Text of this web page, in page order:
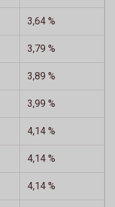
3,64 %
3,79 %
3,89 %
3,99 %
4,14 %
4,14 %
4,14 %